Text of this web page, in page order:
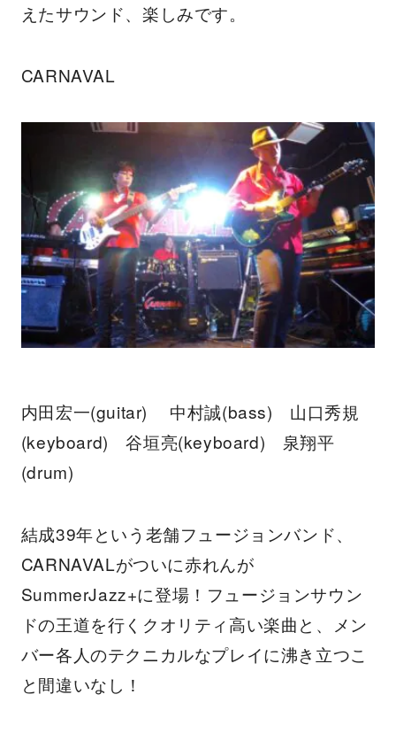
えたサウンド、楽しみです。
CARNAVAL
内田宏一(guitar) 中村誠(bass) 山口秀規
(keyboard) 谷垣亮(keyboard) 泉翔平
(drum)
結成39年という老舗フュージョンバンド、
CARNAVALがついに赤れんが
SummerJazz+に登場！フュージョンサウン
ドの王道を行くクオリティ高い楽曲と、メン
バー各人のテクニカルなプレイに沸き立つこ
と間違いなし！